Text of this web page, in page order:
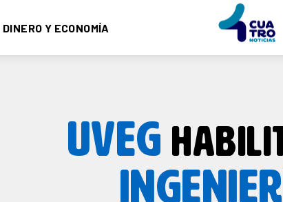
DINERO Y ECONOMÍA
UVEG